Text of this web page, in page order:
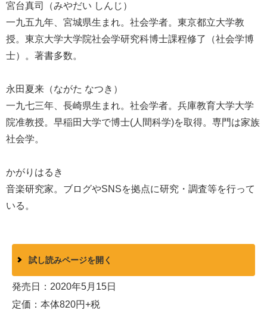
宮台真司（みやだい しんじ）
一九五九年、宮城県生まれ。社会学者。東京都立大学教
授。東京大学大学院社会学研究科博士課程修了（社会学博
士）。著書多数。
永田夏来（ながた なつき）
一九七三年、長崎県生まれ。社会学者。兵庫教育大学大学
院准教授。早稲田大学で博士(人間科学)を取得。専門は家族
社会学。
かがりはるき
音楽研究家。ブログやSNSを拠点に研究・調査等を行って
いる。
試し読みページを開く
発売日：2020年5月15日
定価：本体820円+税